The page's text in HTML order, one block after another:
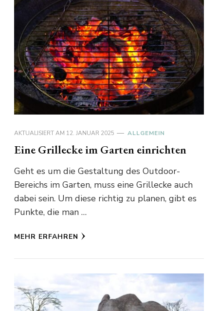
AKTUALISIERT AM 12. JANUAR 2025 ALLGEMEIN
Eine Grillecke im Garten einrichten
Geht es um die Gestaltung des Outdoor-
Bereichs im Garten, muss eine Grillecke auch
dabei sein. Um diese richtig zu planen, gibt es
Punkte, die man …
MEHR ERFAHREN